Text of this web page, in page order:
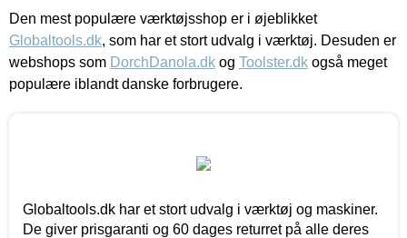
Den mest populære værktøjsshop er i øjeblikket
Globaltools.dk, som har et stort udvalg i værktøj. Desuden er
webshops som DorchDanola.dk og Toolster.dk også meget
populære iblandt danske forbrugere.
Globaltools.dk har et stort udvalg i værktøj og maskiner.
De giver prisgaranti og 60 dages returret på alle deres